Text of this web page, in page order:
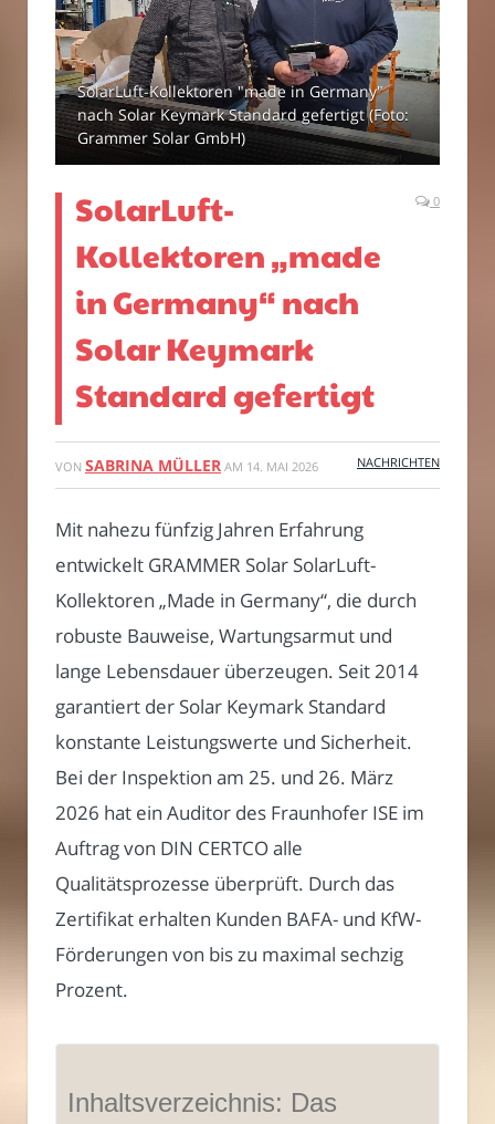
SolarLuft-Kollektoren "made in Germany"
nach Solar Keymark Standard gefertigt (Foto:
Grammer Solar GmbH)
SolarLuft-
Kollektoren „made
in Germany“ nach
Solar Keymark
Standard gefertigt
0
VON SABRINA MÜLLER AM 14. MAI 2026 NACHRICHTEN
Mit nahezu fünfzig Jahren Erfahrung
entwickelt GRAMMER Solar SolarLuft-
Kollektoren „Made in Germany“, die durch
robuste Bauweise, Wartungsarmut und
lange Lebensdauer überzeugen. Seit 2014
garantiert der Solar Keymark Standard
konstante Leistungswerte und Sicherheit.
Bei der Inspektion am 25. und 26. März
2026 hat ein Auditor des Fraunhofer ISE im
Auftrag von DIN CERTCO alle
Qualitätsprozesse überprüft. Durch das
Zertifikat erhalten Kunden BAFA- und KfW-
Förderungen von bis zu maximal sechzig
Prozent.
Inhaltsverzeichnis: Das